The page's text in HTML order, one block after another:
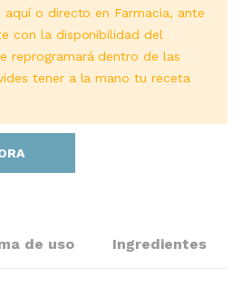
o directo en Farmacia, ante
con la disponibilidad del
reprogramará dentro de las
tener a la mano tu receta
de uso Ingredientes